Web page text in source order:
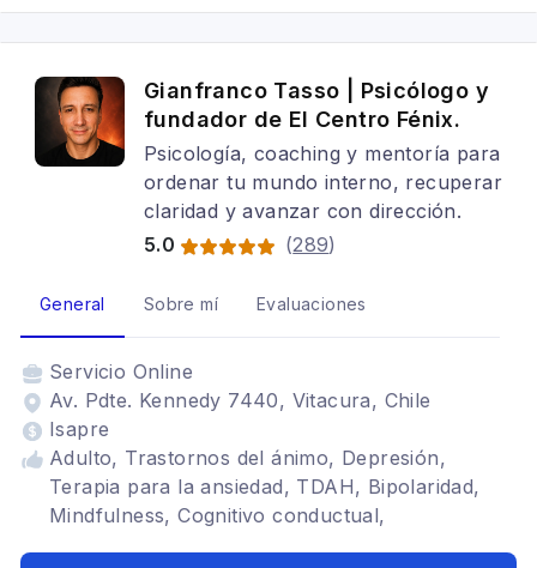
postraumático (TEPT), Habilidades sociales
Gianfranco Tasso | Psicólogo y
fundador de El Centro Fénix.
Psicología, coaching y mentoría para
ordenar tu mundo interno, recuperar
claridad y avanzar con dirección.
5.0
(289)
General Sobre mí Evaluaciones
Servicio Online
Av. Pdte. Kennedy 7440, Vitacura, Chile
Isapre
Adulto, Trastornos del ánimo, Depresión,
Terapia para la ansiedad, TDAH, Bipolaridad,
Mindfulness, Cognitivo conductual,